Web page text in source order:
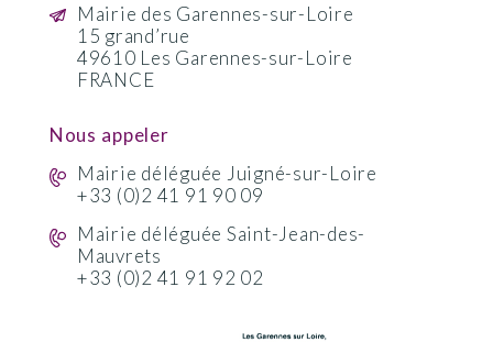
Mairie des Garennes-sur-Loire
15 grand’rue
49610 Les Garennes-sur-Loire
FRANCE
Nous appeler
Mairie déléguée Juigné-sur-Loire
+33 (0)2 41 91 90 09
Mairie déléguée Saint-Jean-des-
Mauvrets
+33 (0)2 41 91 92 02